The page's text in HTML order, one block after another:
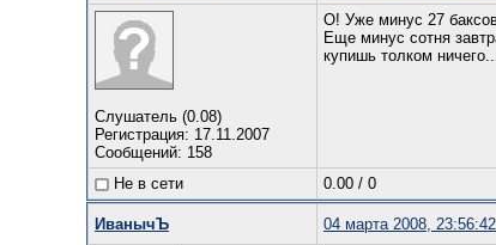
Слушатель (0.08)
Регистрация: 17.11.2007
Сообщений: 158
О! Уже минус 27
Еще минус сотня
купишь толком
Не в сети 0.00 / 0
ИванычЪ 04 марта 2008, 23:56:42